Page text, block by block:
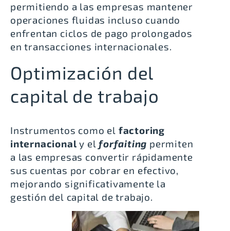
permitiendo a las empresas mantener
operaciones fluidas incluso cuando
enfrentan ciclos de pago prolongados
en transacciones internacionales.
Optimización del
capital de trabajo
Instrumentos como el factoring
internacionaly elforfaiting permiten
a las empresas convertir rápidamente
sus cuentas por cobrar en efectivo,
mejorando significativamente la
gestión del capital de trabajo.